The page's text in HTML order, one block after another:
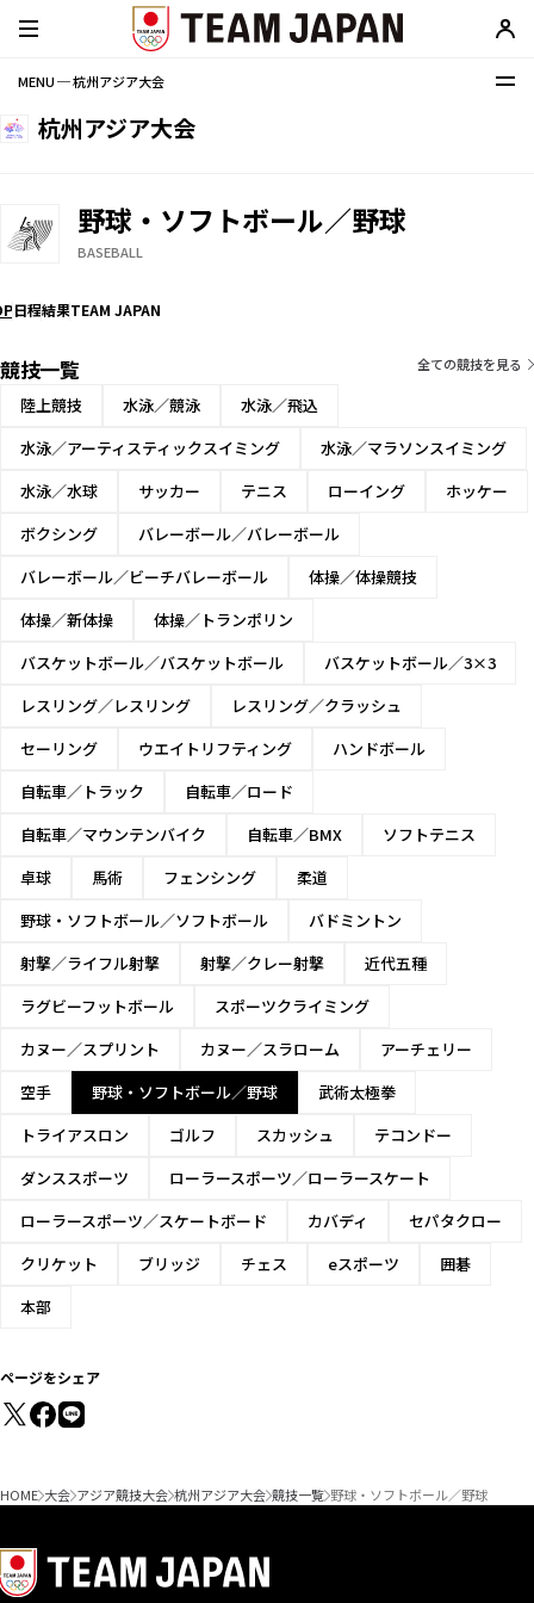
MENU ─ 杭州アジア大会
杭州アジア大会
野球・ソフトボール／野球
BASEBALL
日程結果TEAM JAPAN
競技一覧 全ての競技を見る
陸上競技 水泳／競泳
水泳／飛込
水泳／アーティスティックスイミング
水泳／マラソンスイミング
水泳／水球
サッカー テニス ローイング
ホッケー
ボクシング
バレーボール／バレーボール
バレーボール／ビーチバレーボール
体操／体操競技
体操／新体操
体操／トランポリン
バスケットボール／バスケットボール
バスケットボール／3×3
レスリング／レスリング
レスリング／クラッシュ
セーリング
ウエイトリフティング
ハンドボール
自転車／トラック
自転車／ロード
自転車／マウンテンバイク
自転車／BMX
ソフトテニス
卓球
馬術 フェンシング
柔道
野球・ソフトボール／ソフトボール
バドミントン
射撃／ライフル射撃
射撃／クレー射撃
近代五種
ラグビーフットボール
スポーツクライミング
カヌー／スプリント
カヌー／スラローム
アーチェリー
空手
野球・ソフトボール／野球
武術太極拳
トライアスロン
ゴルフ スカッシュ
テコンドー
ダンススポーツ
ローラースポーツ／ローラースケート
ローラースポーツ／スケートボード
カバディ
セパタクロー
クリケット
ブリッジ チェス eスポーツ
囲碁
本部
ページをシェア
HOME 大会 アジア競技大会 杭州アジア大会 競技一覧 野球・ソフトボール／野球